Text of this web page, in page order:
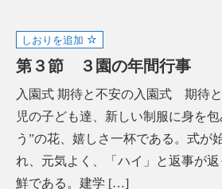
しおりを追加
第３節 ３園の年間行事
入園式 期待と不安の入園式 期待
児の子ども達、新しい制服に身を
う”の花、嬉しさ一杯である。式が
れ、元気よく、「ハイ」と返事が
鮮である。建学 […]